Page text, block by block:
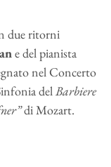
due ritorni
e del pianista
nel Concerto
delBarbiere
di Mozart.